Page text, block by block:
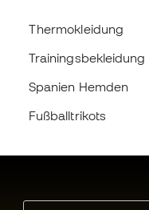
Thermokleidung
Trainingsbekleidung
Spanien Hemden
Fußballtrikots